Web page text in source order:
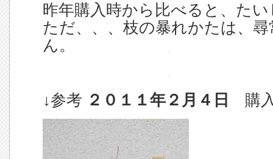
昨年購入時から比べると、た
ただ、、、枝の暴れかたは、
ん。
↓参考 ２０１１年２月４日 購